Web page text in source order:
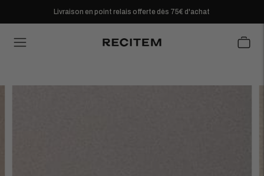
Livraison en point relais offerte dès 75€ d'achat